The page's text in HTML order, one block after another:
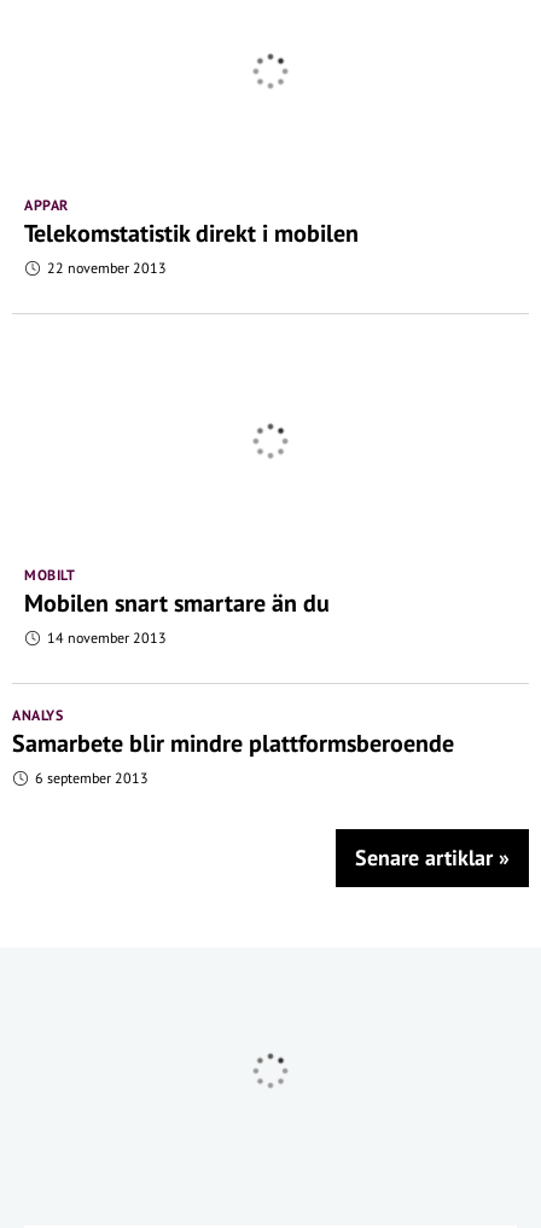
APPAR
Telekomstatistik direkt i mobilen
22 november 2013
MOBILT
Mobilen snart smartare än du
14 november 2013
ANALYS
Samarbete blir mindre plattformsberoende
6 september 2013
Senare artiklar»